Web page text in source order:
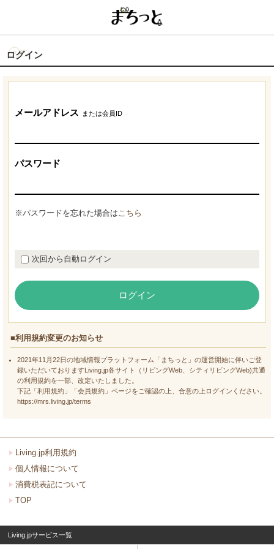
ログイン
メールアドレス または会員ID
パスワード
※パスワードを忘れた場合はこちら
次回から自動ログイン
ログイン
■利用規約変更のお知らせ
2021年11月22日の地域情報プラットフォーム「まちっと」の運営開始に伴いご登
録いただいておりますLiving.jp各サイト（リビングWeb、シティリビングWeb)共通
の利用規約を一部、改定いたしました。
下記「利用規約」「会員規約」ページをご確認の上、合意の上ログインください。
https://mrs.living.jp/terms
Living.jp利用規約
個人情報について
消費税表記について
TOP
Living.jpサービス一覧